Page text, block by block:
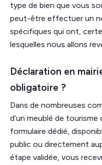
type de bien que vous
peut-être effectuer un
spécifiques qui ont,
lesquelles nous allons
Déclaration en
obligatoire ?
Dans de nombreuses
d’un meublé de
formulaire dédié,
public ou directement
étape validée, vous